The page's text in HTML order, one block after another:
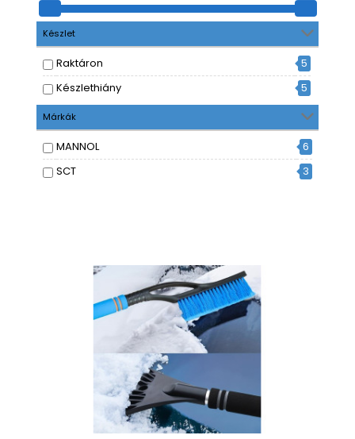
Készlet
Raktáron
5
Készlethiány
5
Márkák
MANNOL
6
SCT
3